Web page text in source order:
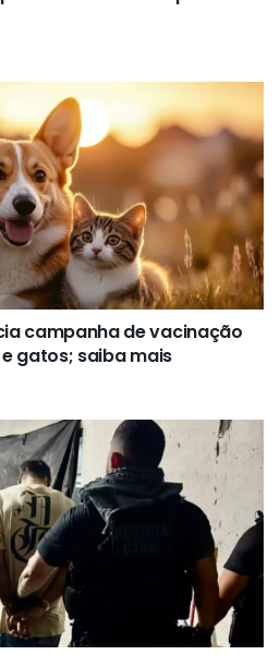
campanha de vacinação
gatos; saiba mais